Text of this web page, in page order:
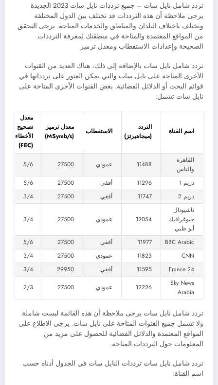
تردد شامل نايل سات – جميع ترددات نايل سات 2023 الجديدة
يرجى ملاحظة أن هذه الترددات قد تختلف بين الدول المختلفة
وتختلف باختلاف البلدان والمناطق والخدمات المتاحة. يرجى التحقق
من المواقع المعتمدة والمتاحة في منطقتك لمعرفة الترددات
الصحيحة وإعدادات الاستقطاب ومعدل ترميز
تردد شامل نايل سات بالإضافة إلى ذلك، هناك العديد من القنوات
الأخرى المتاحة على نايل سات والتي يمكن العثور على تردداتها في
قوائم البحث أو الدلائل الفضائية. بعض القنوات الأخرى المتاحة على
نايل سات تشمل:
اسم القناة
التردد
(ميجاهيرتز)
الاستقطاب
معدل ترميز
(MSymb/s)
معدل
تصحيح
الأخطاء
(FEC)
القاهرة
والناس
11488 عمودي 27500
5/6
دريم 1 11296 أفقي 27500
5/6
دريم 2
11747 أفقي 27500
3/4
ناشيونال
جيوغرافيك
أبو ظبي
12054 عمودي 27500
3/4
BBC Arabic
11977 أفقي 27500
5/6
CNN
11823 عمودي 27500
3/4
France 24
11595 أفقي 29950
3/4
Sky News
Arabia
12226 عمودي 27500
2/3
تردد شامل نايل سات يرجى ملاحظة أن هذه القائمة ليست شاملة
ولا تشمل جميع القنوات المتاحة على نايل سات. يرجى الاطلاع على
المواقع المعتمدة والدلائل الفضائية للحصول على مزيد من
المعلومات حول الترددات المتاحة.
تردد شامل نايل سات ترددات النايل سات في الجدول أدناه حسب
اسم القناة: